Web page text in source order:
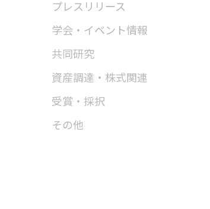
プレスリリース
学会・イベント情報
共同研究
資産調達・株式関連
受賞・採択
その他